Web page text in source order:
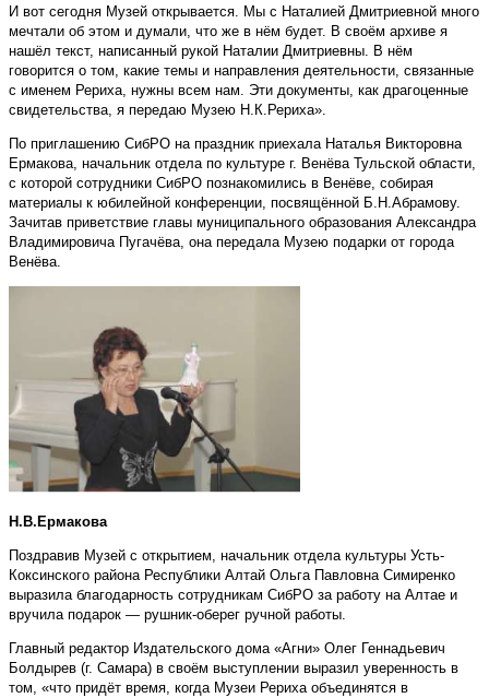
И вот сегодня Музей открывается. Мы с Наталией Дмитриевной много
мечтали об этом и думали, что же в нём будет. В своём архиве я
нашёл текст, написанный рукой Наталии Дмитриевны. В нём
говорится о том, какие темы и направления деятельности, связанные
с именем Рериха, нужны всем нам. Эти документы, как драгоценные
свидетельства, я передаю Музею Н.К.Рериха».
По приглашению СибРО на праздник приехала Наталья Викторовна
Ермакова, начальник отдела по культуре г. Венёва Тульской области,
с которой сотрудники СибРО познакомились в Венёве, собирая
материалы к юбилейной конференции, посвящённой Б.Н.Абрамову.
Зачитав приветствие главы муниципального образования Александра
Владимировича Пугачёва, она передала Музею подарки от города
Венёва.
Н.В.Ермакова
Поздравив Музей с открытием, начальник отдела культуры Усть-
Коксинского района Республики Алтай Ольга Павловна Симиренко
выразила благодарность сотрудникам СибРО за работу на Алтае и
вручила подарок — рушник-оберег ручной работы.
Главный редактор Издательского дома «Агни» Олег Геннадьевич
Болдырев (г. Самара) в своём выступлении выразил уверенность в
том, «что придёт время, когда Музеи Рериха объединятся в